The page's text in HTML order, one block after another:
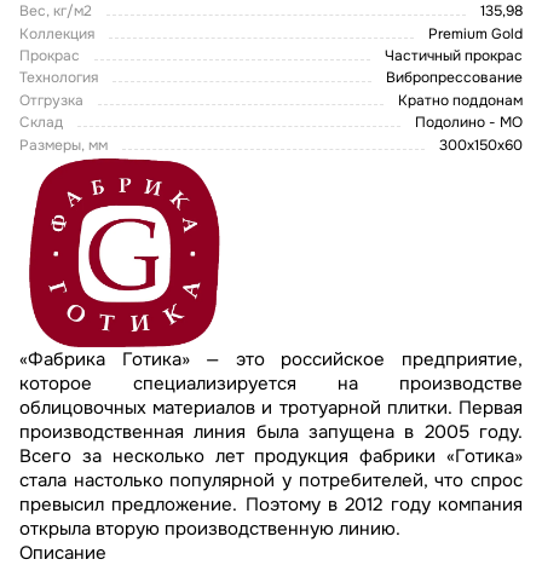
Вес, кг/м2
135,98
Коллекция
Premium Gold
Прокрас
Частичный прокрас
Технология
Вибропрессование
Отгрузка
Кратно поддонам
Склад
Подолино - МО
Размеры, мм
300х150х60
«Фабрика Готика» — это российское предприятие,
которое специализируется на производстве
облицовочных материалов и тротуарной плитки. Первая
производственная линия была запущена в 2005 году.
Всего за несколько лет продукция фабрики «Готика»
стала настолько популярной у потребителей, что спрос
превысил предложение. Поэтому в 2012 году компания
открыла вторую производственную линию.
Описание